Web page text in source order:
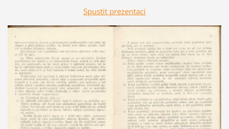
Spustit prezentaci